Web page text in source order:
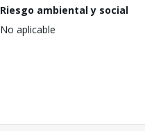
Riesgo ambiental y social
No aplicable